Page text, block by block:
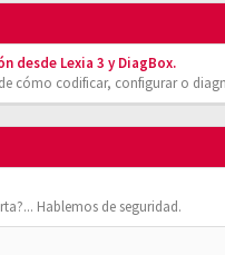
desde Lexia 3 y DiagBox.
cómo codificar, configurar o
Hablemos de seguridad.